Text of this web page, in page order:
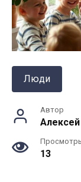
Люди
Автор
13